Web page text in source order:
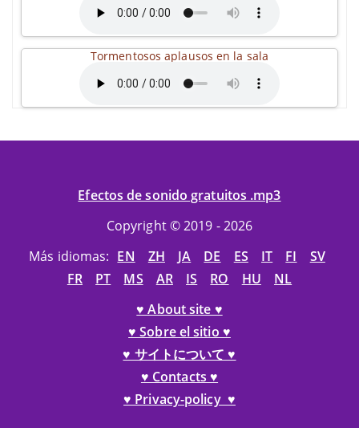
Tormentosos aplausos en la sala
Efectos de sonido gratuitos .mp3
Copyright © 2019 - 2026
Más idiomas: EN ZH JA DE ES IT FI
SV
FR
PT MS AR IS RO HU
NL
♥ About site ♥
♥ Sobre el sitio ♥
♥ サイトについて ♥
♥ Contacts ♥
♥ Privacy-policy ♥